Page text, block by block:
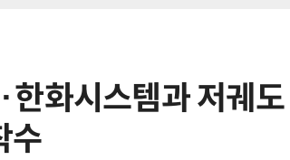
화시스템과 저궤
수